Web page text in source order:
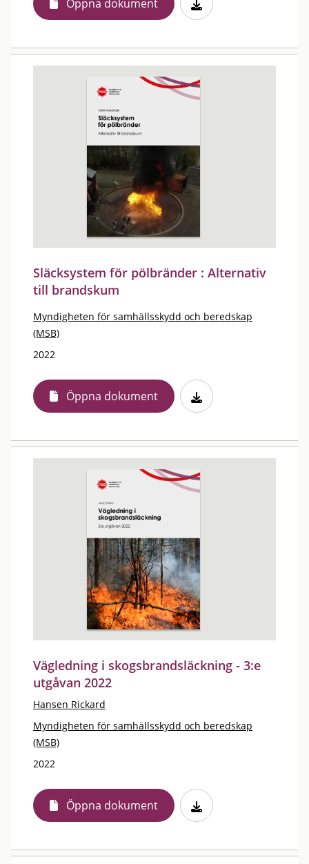
Öppna dokument
Släcksystem för pölbränder : Alternativ
till brandskum
Myndigheten för samhällsskydd och beredskap
(MSB)
2022
Öppna dokument
Vägledning i skogsbrandsläckning - 3:e
utgåvan 2022
Hansen Rickard
Myndigheten för samhällsskydd och beredskap
(MSB)
2022
Öppna dokument